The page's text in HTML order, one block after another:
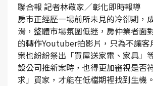
聯合報 記者林敬家／彰化即時報導
房市正經歷一場前所未見的冷卻期，
滑，整體市場氛圍低迷，房仲業者面
的轉作Youtuber拍影片，只為不讓客
案也紛紛祭出「買屋送家電、家具」
設公司推新案時，也得更加審視是否
求」買家，才能在低檔期裡找到生機。